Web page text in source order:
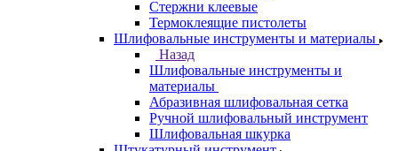
Стержни клеевые
Термоклеящие пистолеты
Шлифовальные инструменты и материалы
Назад
Шлифовальные инструменты и
материалы
Абразивная шлифовальная сетка
Ручной шлифовальный инструмент
Шлифовальная шкурка